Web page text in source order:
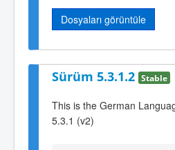
Dosyaları görüntüle
Sürüm 5.3.1.2 Stable
This is the German
5.3.1 (v2)